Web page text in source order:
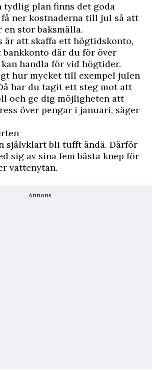
tydlig plan finns det goda
ner kostnaderna till jul så att
stor baksmälla.
är att skaffa ett högtidskonto,
där du för över
handla för vid högtider.
hur mycket till exempel julen
har du tagit ett steg mot att
och ge dig möjligheten att
över pengar i januari, säger
självklart bli tufft ändå. Därför
sig av sina fem bästa knep för
vattenytan.
Annons